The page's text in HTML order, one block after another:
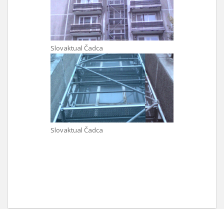
Slovaktual Čadca
Slovaktual Čadca